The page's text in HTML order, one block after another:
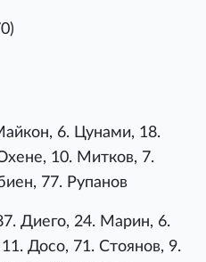
6. Цунами, 18.
10. Митков, 7.
77. Рупанов
Диего, 24. Марин, 6.
Досо, 71. Стоянов, 9.